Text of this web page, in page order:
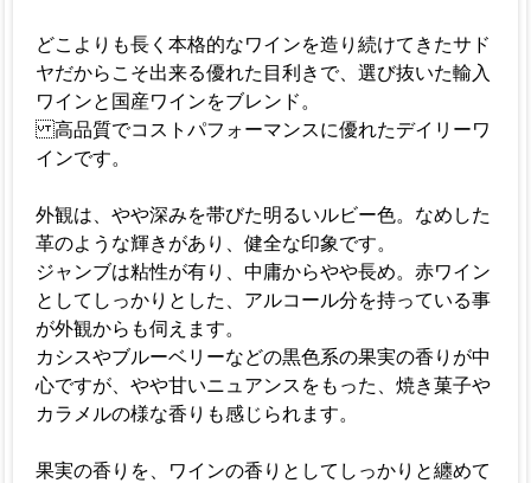
どこよりも長く本格的なワインを造り続けてきたサド
ヤだからこそ出来る優れた目利きで、選び抜いた輸入
ワインと国産ワインをブレンド。
高品質でコストパフォーマンスに優れたデイリーワ
インです。
外観は、やや深みを帯びた明るいルビー色。なめした
革のような輝きがあり、健全な印象です。
ジャンブは粘性が有り、中庸からやや長め。赤ワイン
としてしっかりとした、アルコール分を持っている事
が外観からも伺えます。
カシスやブルーベリーなどの黒色系の果実の香りが中
心ですが、やや甘いニュアンスをもった、焼き菓子や
カラメルの様な香りも感じられます。
果実の香りを、ワインの香りとしてしっかりと纏めて